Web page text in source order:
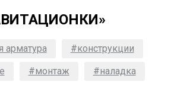
арматура
#конструкции
#монтаж #наладка